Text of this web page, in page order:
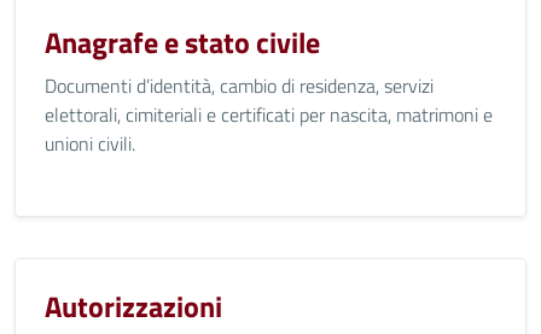
Anagrafe e stato civile
Documenti d’identità, cambio di residenza, servizi
elettorali, cimiteriali e certificati per nascita, matrimoni e
unioni civili.
Autorizzazioni